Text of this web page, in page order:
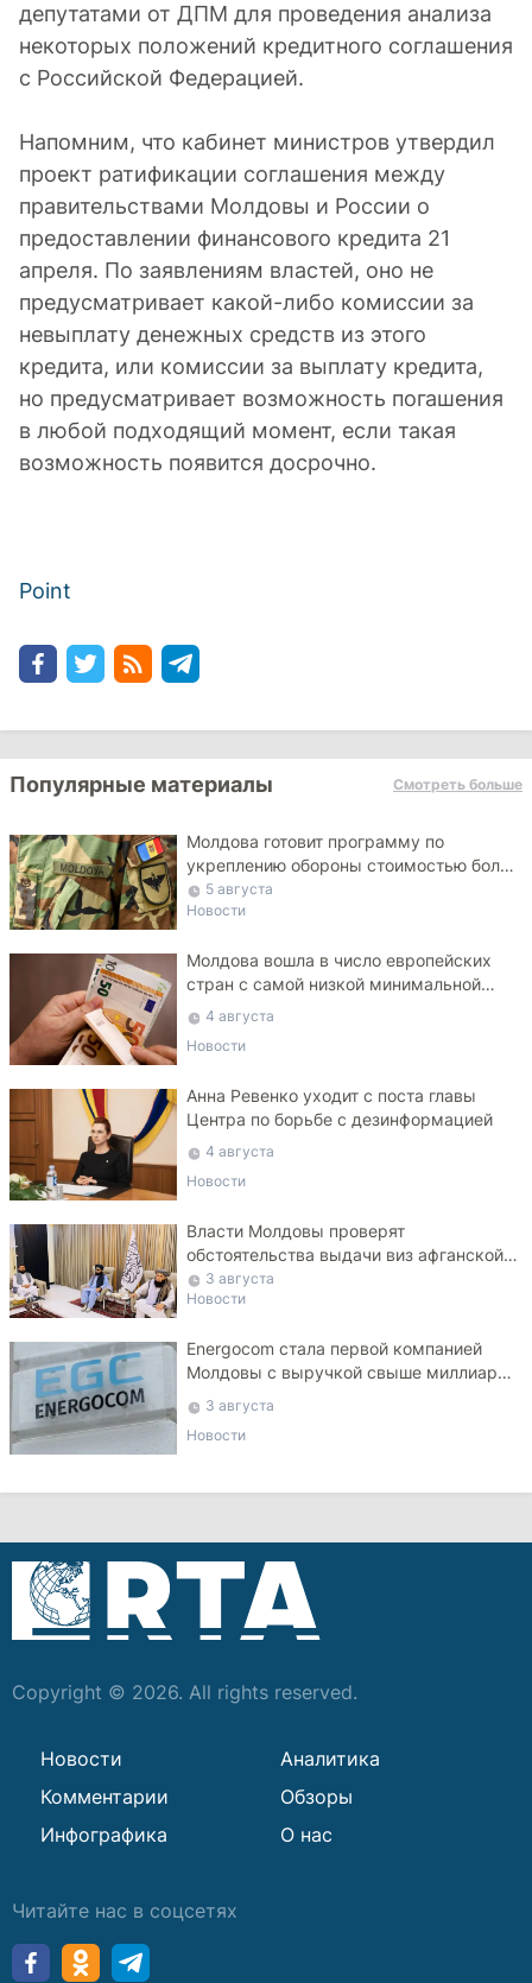
депутатами от ДПМ для проведения анализа
некоторых положений кредитного соглашения
с Российской Федерацией.
Напомним, что кабинет министров утвердил
проект ратификации соглашения между
правительствами Молдовы и России о
предоставлении финансового кредита 21
апреля. По заявлениям властей, оно не
предусматривает какой-либо комиссии за
невыплату денежных средств из этого
кредита, или комиссии за выплату кредита,
но предусматривает возможность погашения
в любой подходящий момент, если такая
возможность появится досрочно.
Point
Популярные материалы Смотреть больше
Молдова готовит программу по
укреплению обороны стоимостью более
10 млрд леев на ближайшие пять лет
5 августа
Новости
Молдова вошла в число европейских
стран с самой низкой минимальной
зарплатой
4 августа
Новости
Анна Ревенко уходит с поста главы
Центра по борьбе с дезинформацией
4 августа
Новости
Власти Молдовы проверят
обстоятельства выдачи виз афганской
делегации
3 августа
Новости
Energocom стала первой компанией
Молдовы с выручкой свыше миллиарда
евро3 августа
Новости
Copyright © 2026. All rights reserved.
Новости
Аналитика
Комментарии
Обзоры
Инфографика
О нас
Читайте нас в соцсетях